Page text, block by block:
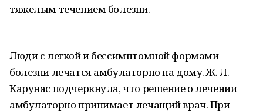
тяжелым течением болезни.
Люди с легкой и бессимптомной формами
болезни лечатся амбулаторно на дому. Ж. Л.
Карунас подчеркнула, что решение о лечении
амбулаторно принимает лечащий врач. При